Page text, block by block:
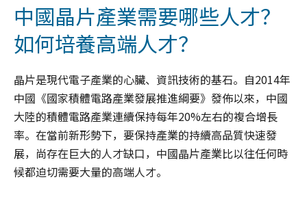
中國晶片產業需要哪些人才？
如何培養高端人才？
晶片是現代電子產業的心臟、資訊技術的基石。自2014年
中國《國家積體電路產業發展推進綱要》發佈以來，中國
大陸的積體電路產業連續保持每年20%左右的複合增長
率。在當前新形勢下，要保持產業的持續高品質快速發
展，尚存在巨大的人才缺口，中國晶片產業比以往任何時
候都迫切需要大量的高端人才。